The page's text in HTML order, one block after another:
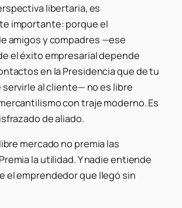
libertaria, es
importante: porque el
amigos y compadres —ese
el éxito empresarial depende
en la Presidencia que de tu
servirle al cliente— no es libre
con traje moderno. Es
de aliado.
mercado no premia las
la utilidad. Y nadie entiende
el emprendedor que llegó sin